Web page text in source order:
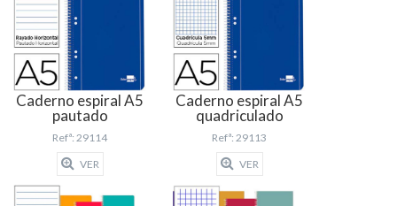
Caderno espiral A5
pautado
Refª: 29114
VER
Caderno espiral A5
quadriculado
Refª: 29113
VER